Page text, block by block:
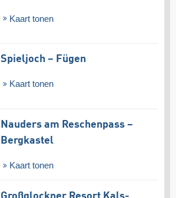
Kaart tonen
Spieljoch – Fügen
Kaart tonen
Nauders am Reschenpass –
Bergkastel
Kaart tonen